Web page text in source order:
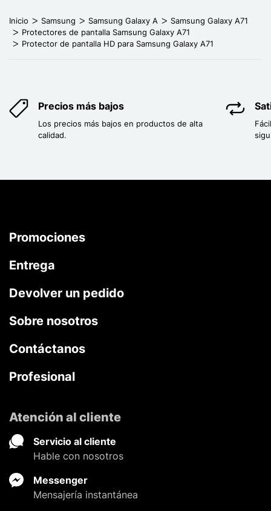
Inicio Samsung Samsung Galaxy A
Samsung Galaxy A71
Protectores de pantalla Samsung Galaxy A71
Protector de pantalla HD para Samsung Galaxy A71
Precios más bajos
Los precios más bajos en productos de alta
calidad.
Promociones
Entrega
Devolver un pedido
Sobre nosotros
Contáctanos
Profesional
Atención al cliente
Servicio al cliente
Hable con nosotros
Messenger
Mensajería instantánea